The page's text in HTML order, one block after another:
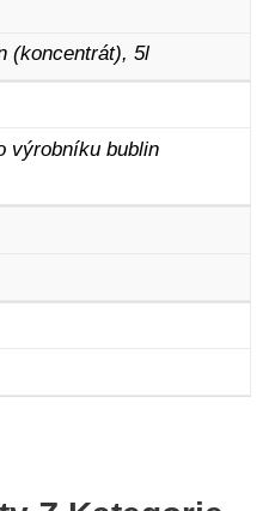
(koncentrát), 5l
výrobníku bublin